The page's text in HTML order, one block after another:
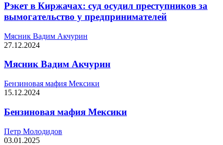
Рэкет в Киржачах: суд осудил преступников за
вымогательство у предпринимателей
Мясник Вадим Акчурин
27.12.2024
Мясник Вадим Акчурин
Бензиновая мафия Мексики
15.12.2024
Бензиновая мафия Мексики
Петр Молодидов
03.01.2025